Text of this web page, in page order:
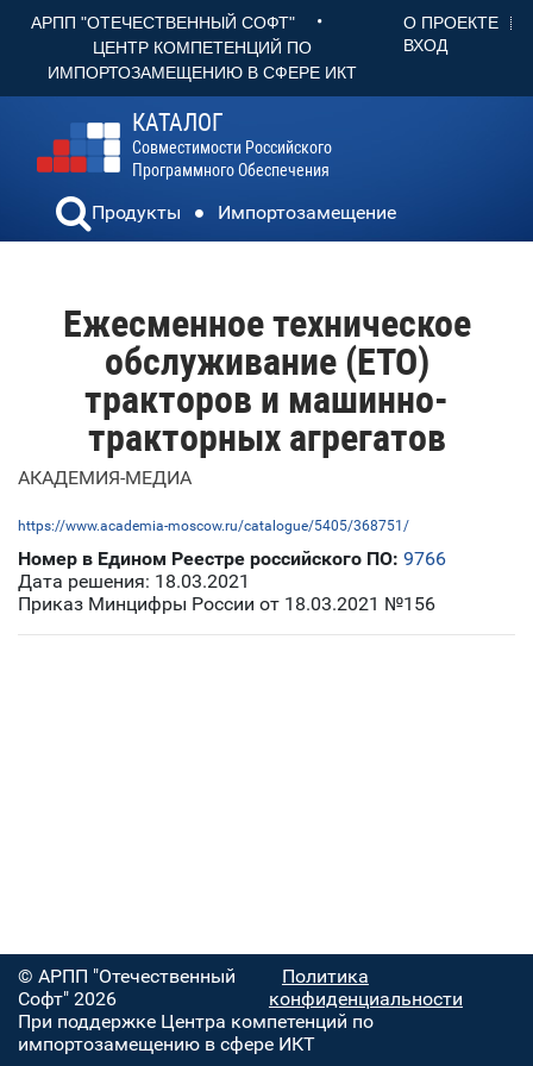
АРПП "ОТЕЧЕСТВЕННЫЙ СОФТ" •
ЦЕНТР КОМПЕТЕНЦИЙ ПО
ИМПОРТОЗАМЕЩЕНИЮ В СФЕРЕ ИКТ
О ПРОЕКТЕ
ВХОД
КАТАЛОГ
Совместимости Российского
Программного Обеспечения
Продукты Импортозамещение
Ежесменное техническое
обслуживание (ЕТО)
тракторов и машинно-
тракторных агрегатов
АКАДЕМИЯ-МЕДИА
https://www.academia-moscow.ru/catalogue/5405/368751/
Номер в Едином Реестре российского ПО: 9766
Дата решения: 18.03.2021
Приказ Минцифры России от 18.03.2021 №156
© АРПП "Отечественный
Софт" 2026
Политика
конфиденциальности
При поддержке Центра компетенций по
импортозамещению в сфере ИКТ